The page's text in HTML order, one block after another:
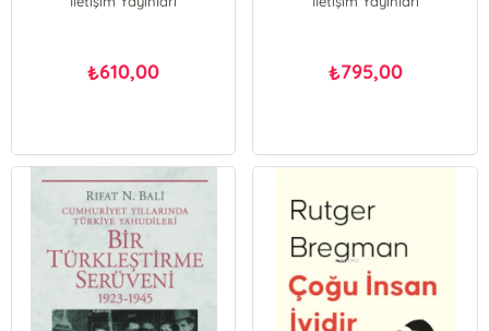
₺610,00 ₺795,00